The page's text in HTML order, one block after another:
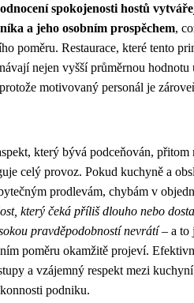
spokojenosti hostů
a jeho osobním prospěchem,
poměru. Restaurace, které tento
nejen vyšší průměrnou hodnotu
motivovaný personál je
který bývá podceňován, přitom
celý provoz. Pokud kuchyně a
prodlevám, chybám v
který čeká příliš dlouho nebo
pravděpodobností nevrátí– a to
poměru okamžitě projeví.
a vzájemný respekt mezi
podniku.